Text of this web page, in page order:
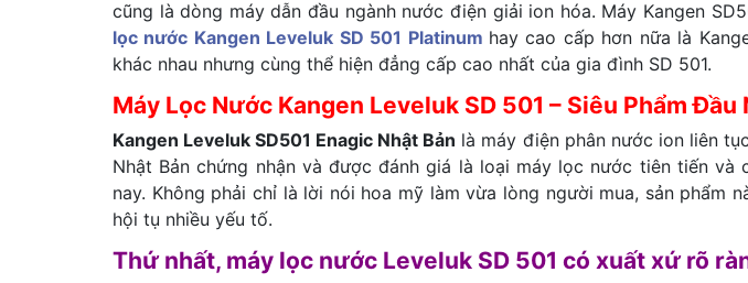
cũng là dòng máy dẫn đầu ngành nước điện giải ion hóa. Máy Kangen
lọc nước Kangen Leveluk SD 501 Platinum hay cao cấp hơn nữa là
khác nhau nhưng cùng thể hiện đẳng cấp cao nhất của gia đình SD 501.
Máy Lọc Nước Kangen Leveluk SD 501 – Siêu Phẩm Đầu
Kangen Leveluk SD501 Enagic Nhật Bản là máy điện phân nước ion liên
Nhật Bản chứng nhận và được đánh giá là loại máy lọc nước tiên tiến
nay. Không phải chỉ là lời nói hoa mỹ làm vừa lòng người mua, sản phẩm
hội tụ nhiều yếu tố.
Thứ nhất, máy lọc nước Leveluk SD 501 có xuất xứ rõ